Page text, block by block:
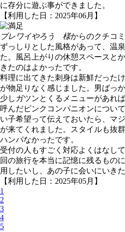
に存分に遊ぶ事ができました。
【利用した日：2025年06月】
ブレワイやろう 様からのクチコミ
ずっしりとした風格があって、温
た。風呂上がりの休憩スペースと
きたのはよかったです。
料理に出てきた刺身は新鮮だった
が物足りなく感じました。男ばっ
少しガツンとくるメニューがあれば
呼んだピンクコンパニオンについ
い子希望って伝えておいたら、マ
が来てくれました。スタイルも抜
ハンパなかったです。
受付の人もすごく対応よくはなし
回の旅行を本当に記憶に残るもの
用したいし、あの子に会いにいき
【利用した日：2025年05月】
1
2
3
4
5